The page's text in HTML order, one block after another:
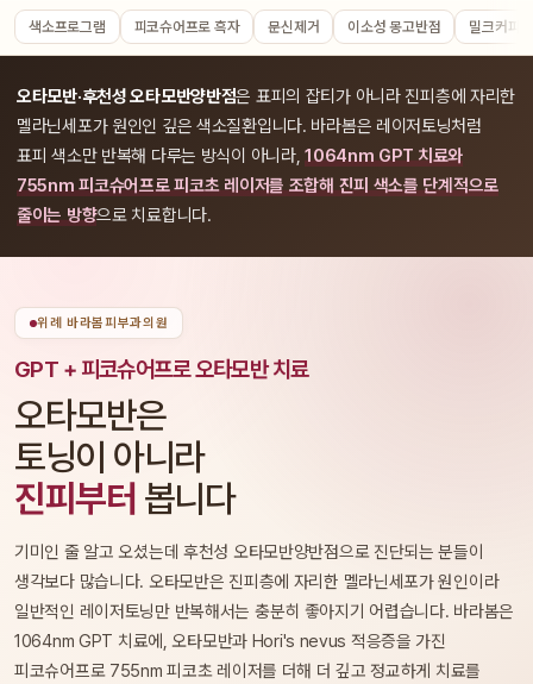
색소프로그램 피코슈어프로 흑자 문신제거 이소성 몽고반점 밀크커피
오타모반·후천성 오타모반양반점은 표피의 잡티가 아니라 진피층에 자리한
멜라닌세포가 원인인 깊은 색소질환입니다. 바라봄은 레이저토닝처럼
표피 색소만 반복해 다루는 방식이 아니라,1064nm GPT 치료와
755nm 피코슈어프로 피코초 레이저를 조합해 진피 색소를 단계적으로
줄이는 방향으로 치료합니다.
위례 바라봄피부과의원
GPT + 피코슈어프로 오타모반 치료
오타모반은
토닝이 아니라
진피부터 봅니다
기미인 줄 알고 오셨는데 후천성 오타모반양반점으로 진단되는 분들이
생각보다 많습니다. 오타모반은 진피층에 자리한 멜라닌세포가 원인이라
일반적인 레이저토닝만 반복해서는 충분히 좋아지기 어렵습니다. 바라봄은
1064nm GPT 치료에, 오타모반과 Hori's nevus 적응증을 가진
피코슈어프로 755nm 피코초 레이저를 더해 더 깊고 정교하게 치료를